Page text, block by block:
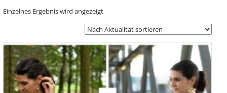
Einzelnes Ergebnis wird angezeigt